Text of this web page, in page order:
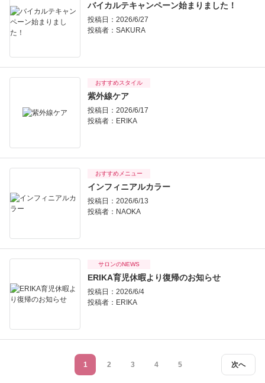
バイカルテキャンペーン始まりました！
投稿日：2026/6/27
投稿者： SAKURA
おすすめスタイル
紫外線ケア
投稿日：2026/6/17
投稿者： ERIKA
おすすめメニュー
インフィニアルカラー
投稿日：2026/6/13
投稿者： NAOKA
サロンのNEWS
ERIKA育児休暇より復帰のお知らせ
投稿日：2026/6/4
投稿者： ERIKA
次へ
1 2 3 4 5